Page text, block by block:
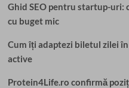
Ghid SEO pentru startup-uri:
cu buget mic
Cum îți adaptezi biletul zilei
active
Protein4Life.ro confirmă